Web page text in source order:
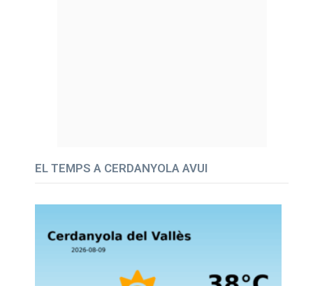
EL TEMPS A CERDANYOLA AVUI